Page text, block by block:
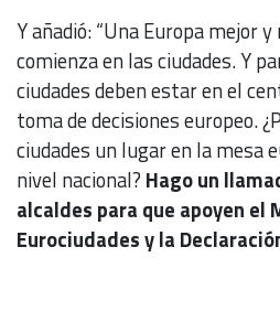
Y añadió: “Una Europa mejor
comienza en las ciudades. Y
ciudades deben estar en el
toma de decisiones europeo.
ciudades un lugar en la mesa
nivel nacional? Hago un
alcaldes para que apoyen el
Eurociudades y la